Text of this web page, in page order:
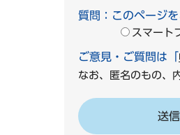
質問：このページ
スマート
ご意見・ご質問は「
なお、匿名のもの、